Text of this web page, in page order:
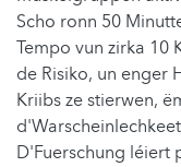
Scho ronn 50
Tempo vun zirka 10
de Risiko, un enger
Kriibs ze stierwen,
D'Fuerschung léiert